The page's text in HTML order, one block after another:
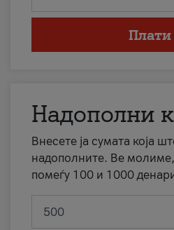
Плати
Надополни
Внесете ја сумата која
надополните. Ве молиме,
помеѓу 100 и 1000